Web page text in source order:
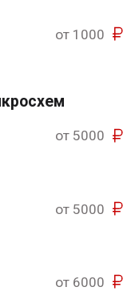
от 1000
от 5000
от 5000
от 6000